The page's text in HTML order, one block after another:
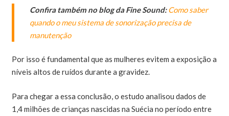
Confira também no blog da Fine Sound:Como saber
quando o meu sistema de sonorização precisa de
manutenção
Por isso é fundamental que as mulheres evitem a exposição a
níveis altos de ruídos durante a gravidez.
Para chegar a essa conclusão, o estudo analisou dados de
1,4 milhões de crianças nascidas na Suécia no período entre